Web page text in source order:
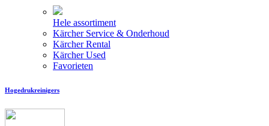
Hele assortiment
Kärcher Service & Onderhoud
Kärcher Rental
Kärcher Used
Favorieten
Hogedrukreinigers